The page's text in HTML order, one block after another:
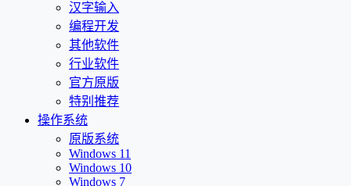
汉字输入
编程开发
其他软件
行业软件
官方原版
特别推荐
操作系统
原版系统
Windows 11
Windows 10
Windows 7